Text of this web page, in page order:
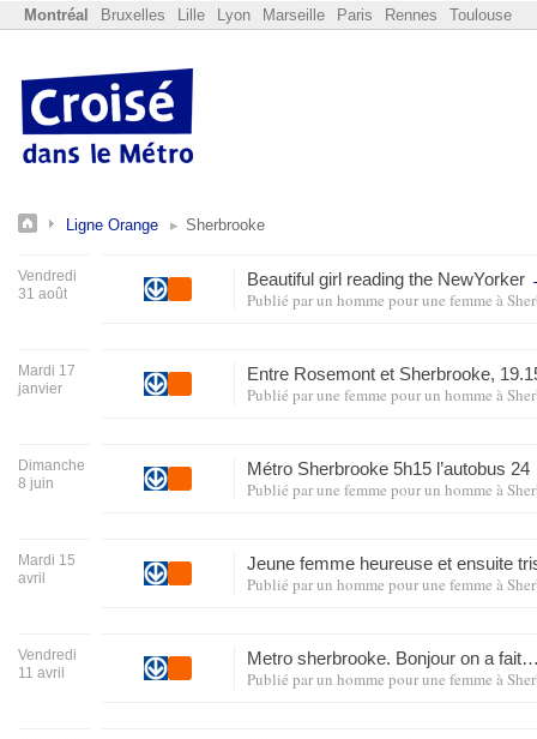
Montréal Bruxelles Lille Lyon Marseille Paris Rennes Toulouse
Ligne Orange Sherbrooke
Vendredi
31 août
Beautiful girl reading the NewYorker
Publié parun homme pour une femme à
Mardi 17
janvier
Entre Rosemont et Sherbrooke,
Publié parune femme pour un homme à
Dimanche
8 juin
Métro Sherbrooke 5h15 l’autobus 24
Publié parune femme pour un homme à
Mardi 15
avril
Jeune femme heureuse et ensuite
Publié parun homme pour une femme à
Vendredi
11 avril
Metro sherbrooke. Bonjour on a
Publié parun homme pour une femme à